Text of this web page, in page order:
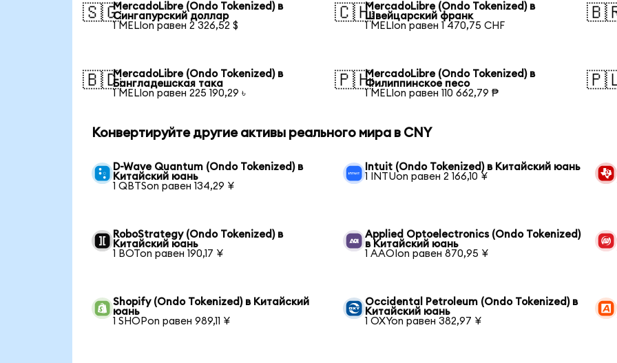
🇸🇬MercadoLibre (Ondo Tokenized) в
Сингапурский доллар
1 MELIon равен 2 326,52 $
🇨🇭MercadoLibre (Ondo Tokenized) в
Швейцарский франк
1 MELIon равен 1 470,75 CHF
🇧🇩MercadoLibre (Ondo Tokenized) в
Бангладешская така
1 MELIon равен 225 190,29 ৳
🇵🇭MercadoLibre (Ondo Tokenized) в
Филиппинское песо
1 MELIon равен 110 662,79 ₱
Конвертируйте другие активы реального мира в CNY
D-Wave Quantum (Ondo Tokenized) в
Китайский юань
1 QBTSon равен 134,29 ¥
Intuit (Ondo Tokenized) в Китайский юань
1 INTUon равен 2 166,10 ¥
RoboStrategy (Ondo Tokenized) в
Китайский юань
1 BOTon равен 190,17 ¥
Applied Optoelectronics (Ondo Tokenized)
в Китайский юань
1 AAOIon равен 870,95 ¥
Shopify (Ondo Tokenized) в Китайский
юань
1 SHOPon равен 989,11 ¥
Occidental Petroleum (Ondo Tokenized) в
Китайский юань
1 OXYon равен 382,97 ¥